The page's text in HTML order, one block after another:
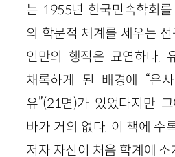
는 1955년 한국민속학회
의 학문적 체계를 세우는
인만의 행적은 묘연하다.
채록하게 된 배경에 “은
유”(21면)가 있었다지만
바가 거의 없다. 이 책에 수
저자 자신이 처음 학계에 소